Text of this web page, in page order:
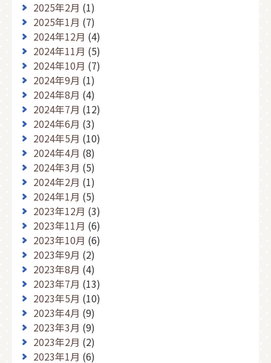
2025年2月 (1)
2025年1月 (7)
2024年12月 (4)
2024年11月 (5)
2024年10月 (7)
2024年9月 (1)
2024年8月 (4)
2024年7月 (12)
2024年6月 (3)
2024年5月 (10)
2024年4月 (8)
2024年3月 (5)
2024年2月 (1)
2024年1月 (5)
2023年12月 (3)
2023年11月 (6)
2023年10月 (6)
2023年9月 (2)
2023年8月 (4)
2023年7月 (13)
2023年5月 (10)
2023年4月 (9)
2023年3月 (9)
2023年2月 (2)
2023年1月 (6)